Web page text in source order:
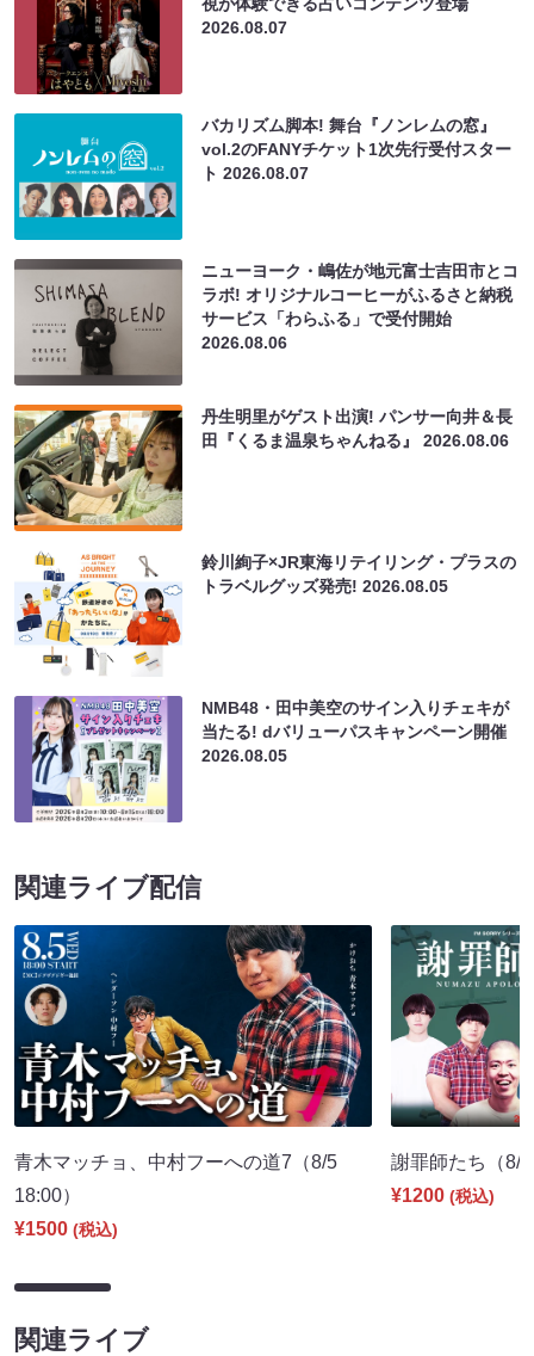
視が体験できる占いコンテンツ登場
2026.08.07
バカリズム脚本! 舞台『ノンレムの窓』
vol.2のFANYチケット1次先行受付スター
ト2026.08.07
ニューヨーク・嶋佐が地元富士吉田市とコ
ラボ! オリジナルコーヒーがふるさと納税
サービス「わらふる」で受付開始
2026.08.06
丹生明里がゲスト出演! パンサー向井＆長
田『くるま温泉ちゃんねる』2026.08.06
鈴川絢子×JR東海リテイリング・プラスの
トラベルグッズ発売!2026.08.05
NMB48・田中美空のサイン入りチェキが
当たる! dバリューパスキャンペーン開催
2026.08.05
関連ライブ配信
青木マッチョ、中村フーへの道7（8/5
18:00）
¥1500 (税込)
謝罪師たち（
¥1200 (税込)
関連ライブ